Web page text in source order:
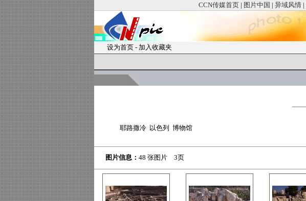
CCN传媒首页 | 图片中国 | 异域风情 |
设为首页 - 加入收藏夹
耶路撒冷 以色列 博物馆
图片信息： 48 张图片 3页